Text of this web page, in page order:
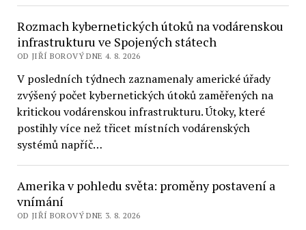
Rozmach kybernetických útoků na vodárenskou
infrastrukturu ve Spojených státech
OD JIŘÍ BOROVÝ DNE 4. 8. 2026
V posledních týdnech zaznamenaly americké úřady
zvýšený počet kybernetických útoků zaměřených na
kritickou vodárenskou infrastrukturu. Útoky, které
postihly více než třicet místních vodárenských
systémů napříč…
Amerika v pohledu světa: proměny postavení a
vnímání
OD JIŘÍ BOROVÝ DNE 3. 8. 2026